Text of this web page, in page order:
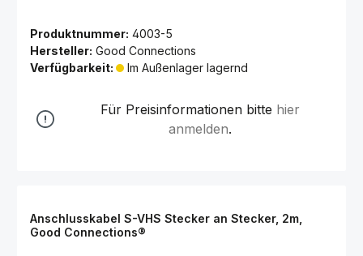
Produktnummer: 4003-5
Hersteller: Good Connections
Verfügbarkeit:
Im Außenlager lagernd
Für Preisinformationen bitte hier
anmelden.
Anschlusskabel S-VHS Stecker an Stecker, 2m,
Good Connections®